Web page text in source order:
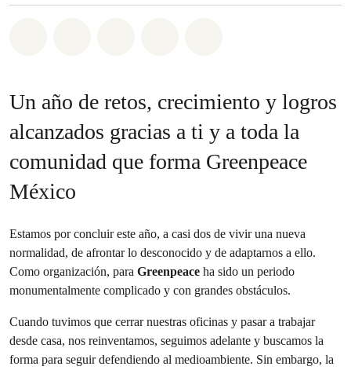
Un año de retos, crecimiento y logros
alcanzados gracias a ti y a toda la
comunidad que forma Greenpeace
México
Estamos por concluir este año, a casi dos de vivir una nueva
normalidad, de afrontar lo desconocido y de adaptarnos a ello.
Como organización, para Greenpeace ha sido un periodo
monumentalmente complicado y con grandes obstáculos.
Cuando tuvimos que cerrar nuestras oficinas y pasar a trabajar
desde casa, nos reinventamos, seguimos adelante y buscamos la
forma para seguir defendiendo al medioambiente. Sin embargo, la